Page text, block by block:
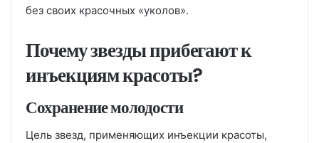
без своих красочных «уколов».
Почему звезды прибегают к
инъекциям красоты?
Сохранение молодости
Цель звезд, применяющих инъекции красоты,